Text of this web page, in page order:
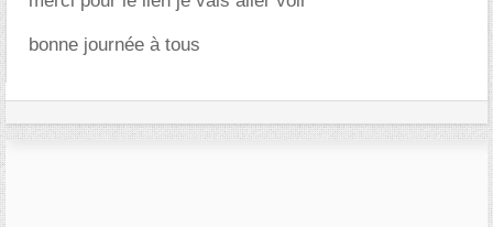
bonne journée à tous